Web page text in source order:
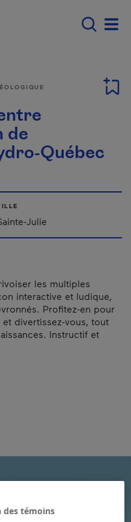
navigation -
de
Québec
Julie
les multiples
interactive et ludique,
Profitez-en pour
divertissez-vous, tout
Instructif et
des témoins